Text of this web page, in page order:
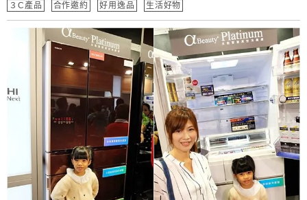
３C產品 合作邀約 好用逸品 生活好物